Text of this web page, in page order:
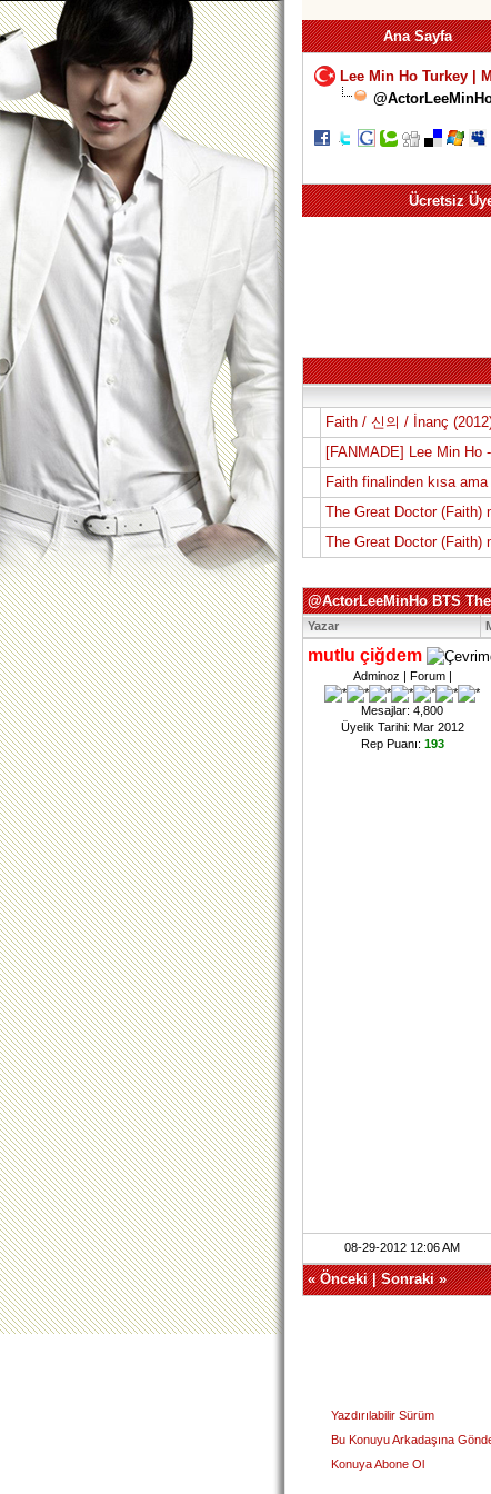
Ana Sayfa
Lee Min Ho Turkey |
Ücretsiz
Faith / 신의 / İnanç
[FANMADE] Lee Min Ho
Faith finalinden kısa
The Great Doctor (Faith)
The Great Doctor (Faith)
@ActorLeeMinHo BTS
Yazar
mutlu çiğdem
Adminoz | Forum |
Mesajlar: 4,800
Üyelik Tarihi: Mar 2012
Rep Puanı: 193
08-29-2012 12:06 AM
«Önceki|Sonraki»
Yazdırılabilir Sürüm
Bu Konuyu Arkadaşına
Konuya Abone Ol